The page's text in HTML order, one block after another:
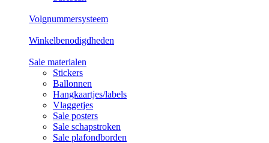
Volgnummersysteem
Winkelbenodigdheden
Sale materialen
Stickers
Ballonnen
Hangkaartjes/labels
Vlaggetjes
Sale posters
Sale schapstroken
Sale plafondborden